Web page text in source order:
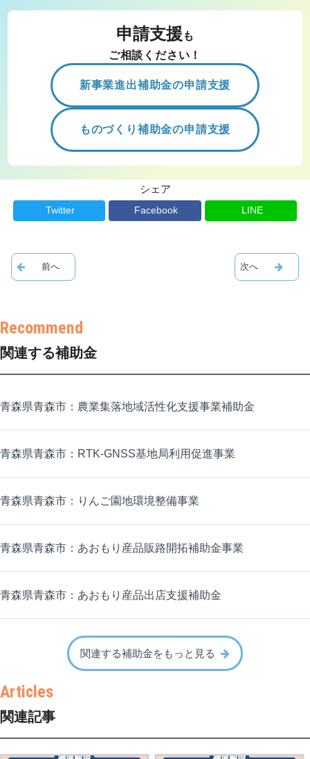
申請支援 も
ご相談ください！
新事業進出補助金の申請支援
ものづくり補助金の申請支援
シェア
Twitter Facebook LINE
関連する補助金
青森県青森市：農業集落地域活性化支援事業補助金
青森県青森市：RTK-GNSS基地局利用促進事業
青森県青森市：りんご園地環境整備事業
青森県青森市：あおもり産品販路開拓補助金事業
青森県青森市：あおもり産品出店支援補助金
関連する補助金をもっと見る
関連記事